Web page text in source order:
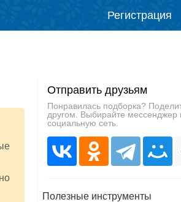
Регистрация
Отправить друзьям
Понравилась подборка?
другом. Выбирайте мессенджер
социальную сеть.
Полезные инструменты